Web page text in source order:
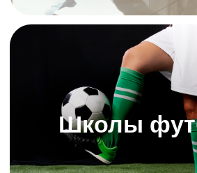
Записи и отмены
ведутся вручную
Администраторы перегружены и
могут забыть кого-то записать.
Ошибки неизбежны — вы теряете
заявки, расписание путается,
клиенты уходят в другие клубы.
Никто не знает, сколько
занятий осталось у клиента